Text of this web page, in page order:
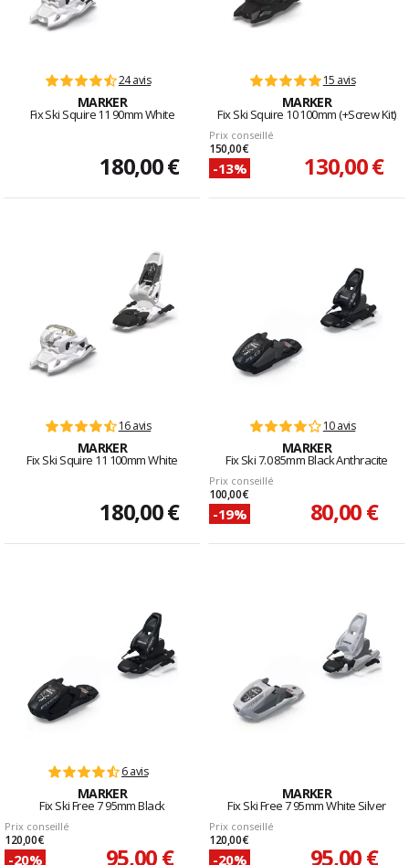
24 avis
MARKER
Fix Ski Squire 11 90mm White
180,00 €
15 avis
MARKER
Fix Ski Squire 10 100mm (+Screw Kit)
Prix conseillé
150,00 €
-13% 130,00 €
16 avis
MARKER
Fix Ski Squire 11 100mm White
180,00 €
10 avis
MARKER
Fix Ski 7.0 85mm Black Anthracite
Prix conseillé
100,00 €
-19% 80,00 €
6 avis
MARKER
Fix Ski Free 7 95mm Black
Prix conseillé
120,00 €
-20% 95,00 €
MARKER
Fix Ski Free 7 95mm White Silver
Prix conseillé
120,00 €
-20% 95,00 €